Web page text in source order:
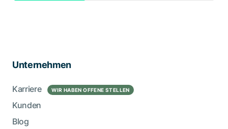
Unternehmen
Karriere WIR HABEN OFFENE STELLEN
Kunden
Blog